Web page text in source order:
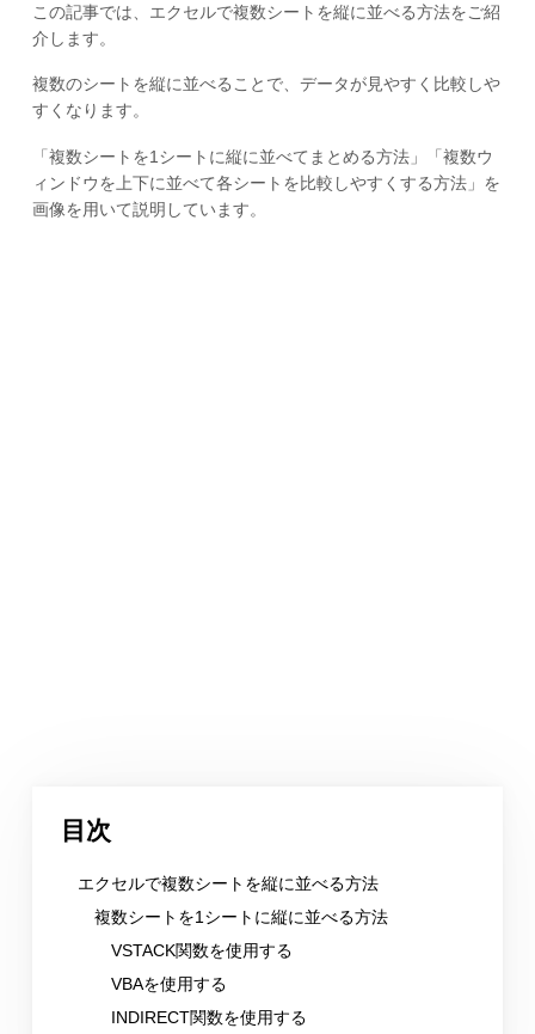
この記事では、エクセルで複数シートを縦に並べる方法をご紹
介します。
複数のシートを縦に並べることで、データが見やすく比較しや
すくなります。
「複数シートを1シートに縦に並べてまとめる方法」「複数ウ
ィンドウを上下に並べて各シートを比較しやすくする方法」を
画像を用いて説明しています。
目次
エクセルで複数シートを縦に並べる方法
複数シートを1シートに縦に並べる方法
VSTACK関数を使用する
VBAを使用する
INDIRECT関数を使用する